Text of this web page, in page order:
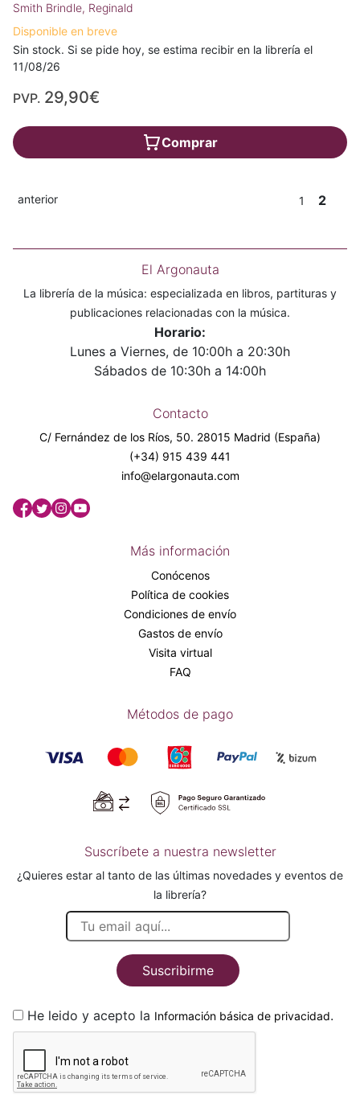
Smith Brindle, Reginald
Disponible en breve
Sin stock. Si se pide hoy, se estima recibir en la librería el
11/08/26
PVP. 29,90€
Comprar
anterior 1 2
El Argonauta
La librería de la música: especializada en libros, partituras y
publicaciones relacionadas con la música.
Horario:
Lunes a Viernes, de 10:00h a 20:30h
Sábados de 10:30h a 14:00h
Contacto
C/ Fernández de los Ríos, 50. 28015 Madrid (España)
(+34) 915 439 441
info@elargonauta.com
Más información
Conócenos
Política de cookies
Condiciones de envío
Gastos de envío
Visita virtual
FAQ
Métodos de pago
Suscríbete a nuestra newsletter
¿Quieres estar al tanto de las últimas novedades y eventos de
la librería?
Suscribirme
He leido y acepto la Información básica de privacidad.